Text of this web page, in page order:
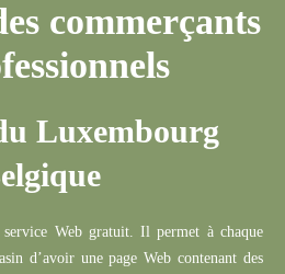
commerçants
Luxembourg
Web gratuit. Il permet à chaque
d’avoir une page Web contenant des